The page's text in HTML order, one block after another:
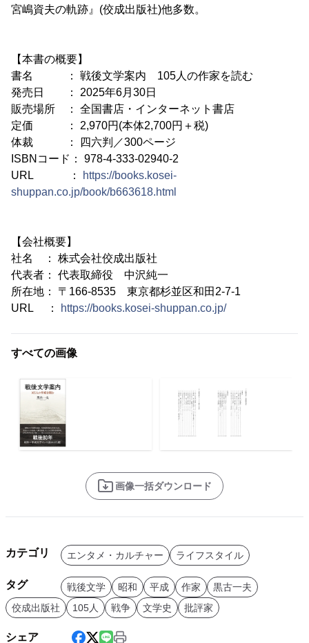
宮嶋資夫の軌跡』(佼成出版社)他多数。
【本書の概要】
書名 ： 戦後文学案内 105人の作家を読む
発売日 ： 2025年6月30日
販売場所 ： 全国書店・インターネット書店
定価 ： 2,970円(本体2,700円＋税)
体裁 ： 四六判／300ページ
ISBNコード： 978-4-333-02940-2
URL ：
https://books.kosei-
shuppan.co.jp/book/b663618.html
【会社概要】
社名 ： 株式会社佼成出版社
代表者： 代表取締役 中沢純一
所在地： 〒166-8535 東京都杉並区和田2-7-1
URL ：
https://books.kosei-shuppan.co.jp/
すべての画像
画像一括ダウンロード
カテゴリ エンタメ・カルチャー ライフスタイル
タグ 戦後文学 昭和 平成 作家
黒古一夫
佼成出版社
105人 戦争 文学史 批評家
シェア